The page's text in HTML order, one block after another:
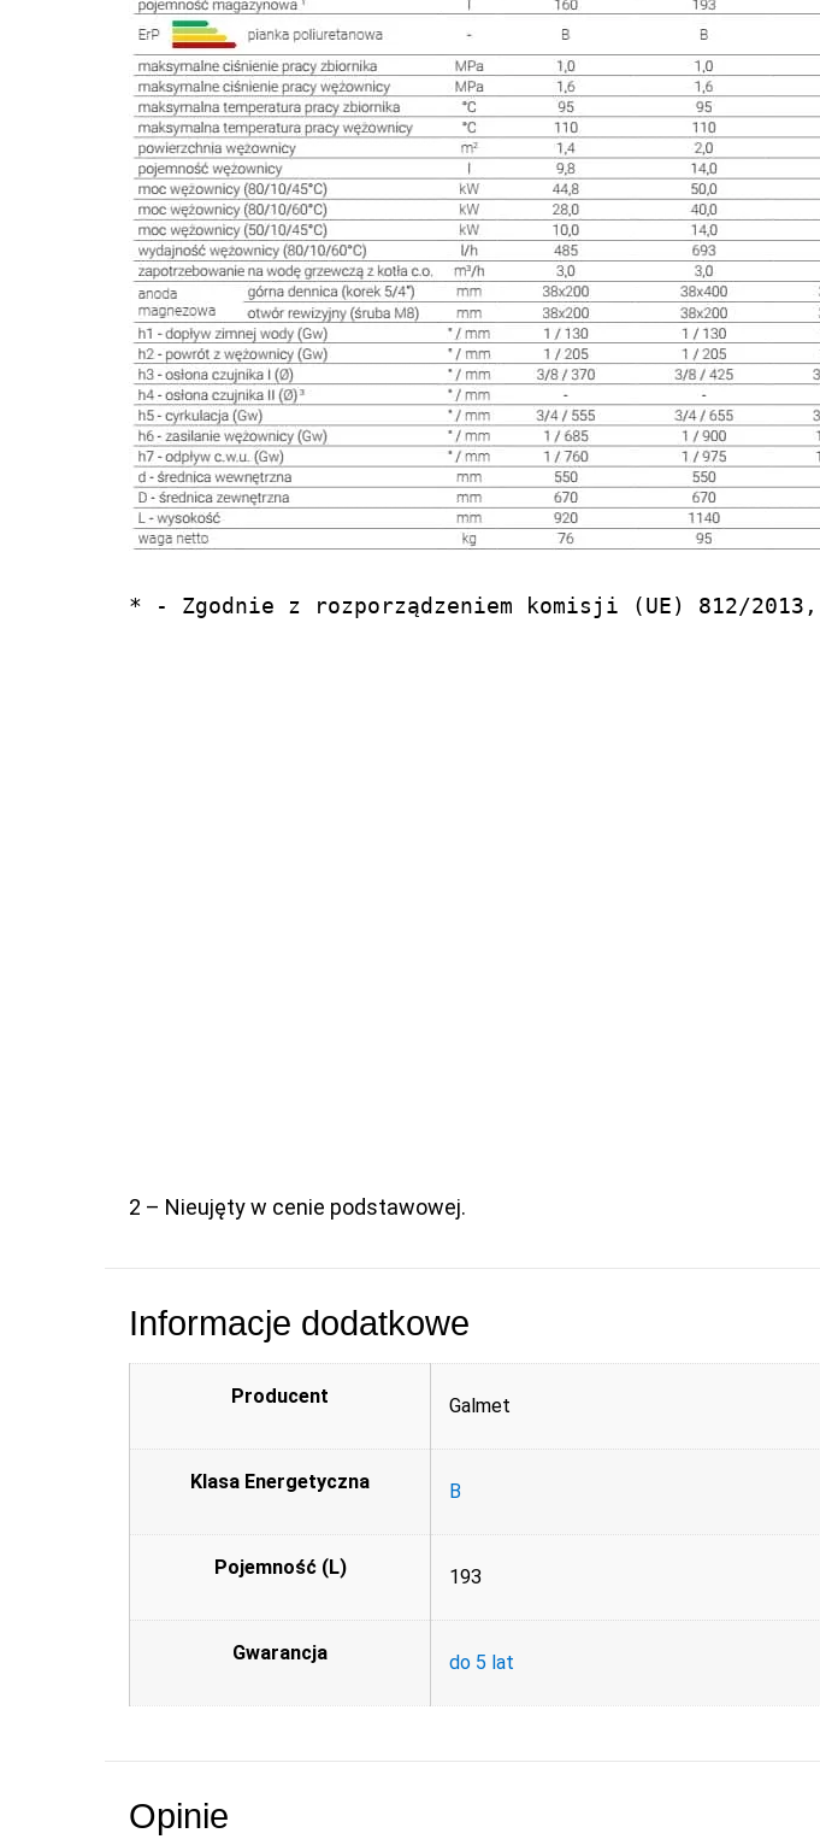
* - Zgodnie z rozporządzeniem komisji (UE) 812/2013,
2 – Nieujęty w cenie podstawowej.
Informacje dodatkowe
Producent Galmet
Klasa Energetyczna B
Pojemność (L) 193
Gwarancja do 5 lat
Opinie